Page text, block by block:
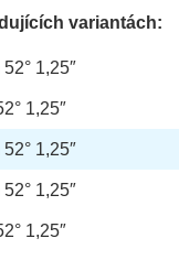
variantách:
1,25″
1,25″
1,25″
1,25″
Plössl 4mm 52° 1,25″